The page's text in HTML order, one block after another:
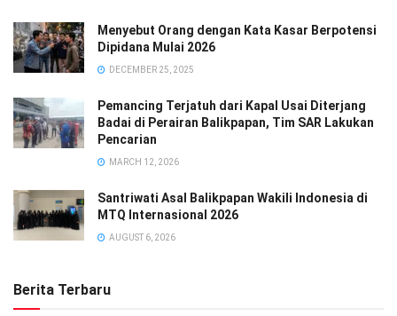
Menyebut Orang dengan Kata Kasar Berpotensi
Dipidana Mulai 2026
DECEMBER 25, 2025
Pemancing Terjatuh dari Kapal Usai Diterjang
Badai di Perairan Balikpapan, Tim SAR Lakukan
Pencarian
MARCH 12, 2026
Santriwati Asal Balikpapan Wakili Indonesia di
MTQ Internasional 2026
AUGUST 6, 2026
Berita Terbaru